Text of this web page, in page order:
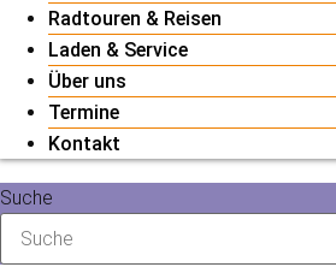
Radtouren & Reisen
Laden & Service
Über uns
Termine
Kontakt
Suche